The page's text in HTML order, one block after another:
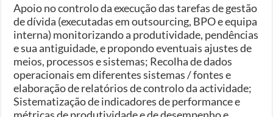
Apoio no controlo da execução das tarefas de gestão
de dívida (executadas em outsourcing, BPO e equipa
interna) monitorizando a produtividade, pendências
e sua antiguidade, e propondo eventuais ajustes de
meios, processos e sistemas; Recolha de dados
operacionais em diferentes sistemas / fontes e
elaboração de relatórios de controlo da actividade;
Sistematização de indicadores de performance e